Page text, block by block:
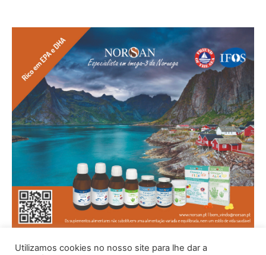
Utilizamos cookies no nosso site para lhe dar a